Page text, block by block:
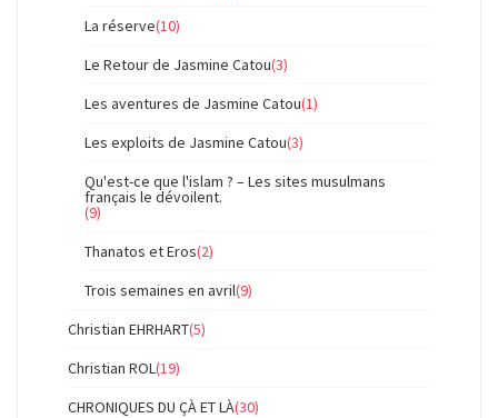
La réserve(10)
Le Retour de Jasmine Catou(3)
Les aventures de Jasmine Catou(1)
Les exploits de Jasmine Catou(3)
Qu'est-ce que l'islam ? – Les sites musulmans
français le dévoilent.
(9)
Thanatos et Eros(2)
Trois semaines en avril(9)
Christian EHRHART(5)
Christian ROL(19)
CHRONIQUES DU ÇÀ ET LÀ(30)